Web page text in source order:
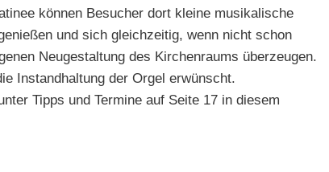
können Besucher dort kleine musikalische
und sich gleichzeitig, wenn nicht schon
Neugestaltung des Kirchenraums überzeugen.
Instandhaltung der Orgel erwünscht.
Tipps und Termine auf Seite 17 in diesem